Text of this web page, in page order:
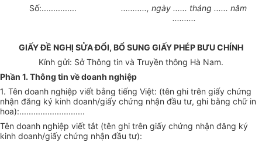
Số:...............
..........., ngày ...... tháng ...... năm
..........
GIẤY ĐỀ NGHỊ SỬA ĐỔI, BỔ SUNG GIẤY PHÉP BƯU CHÍNH
Kính gửi: Sở Thông tin và Truyền thông Hà Nam.
Phần 1. Thông tin về doanh nghiệp
1. Tên doanh nghiệp viết bằng tiếng Việt: (tên ghi trên giấy chứng
nhận đăng ký kinh doanh/giấy chứng nhận đầu tư, ghi bằng chữ in
hoa):............................
Tên doanh nghiệp viết tắt (tên ghi trên giấy chứng nhận đăng ký
kinh doanh/giấy chứng nhận đầu tư):